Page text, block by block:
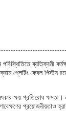
ব্যতিক্রমী
প্লেটিং কেবল পিস্টন
ক্ষয় প্রতিরোধ ক্ষমতা।
প্রয়োজনীয়তাও